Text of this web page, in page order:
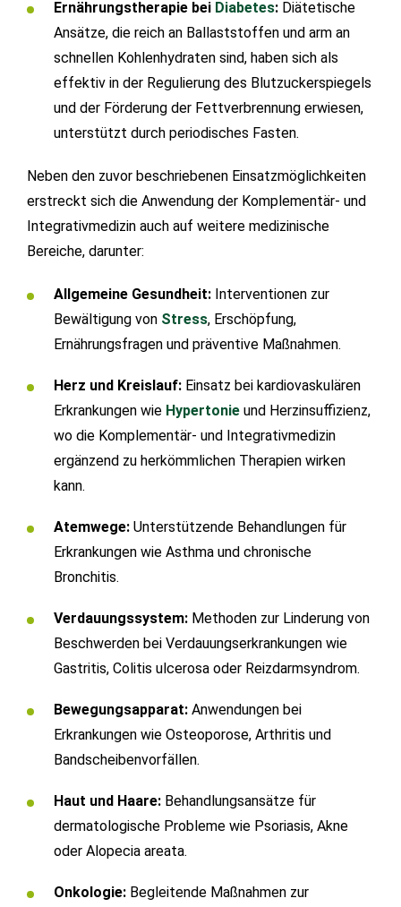
Ernährungstherapie bei Diabetes: Diätetische
Ansätze, die reich an Ballaststoffen und arm an
schnellen Kohlenhydraten sind, haben sich als
effektiv in der Regulierung des Blutzuckerspiegels
und der Förderung der Fettverbrennung erwiesen,
unterstützt durch periodisches Fasten.
Neben den zuvor beschriebenen Einsatzmöglichkeiten
erstreckt sich die Anwendung der Komplementär- und
Integrativmedizin auch auf weitere medizinische
Bereiche, darunter:
Allgemeine Gesundheit: Interventionen zur
Bewältigung von Stress, Erschöpfung,
Ernährungsfragen und präventive Maßnahmen.
Herz und Kreislauf: Einsatz bei kardiovaskulären
Erkrankungen wie Hypertonie und Herzinsuffizienz,
wo die Komplementär- und Integrativmedizin
ergänzend zu herkömmlichen Therapien wirken
kann.
Atemwege: Unterstützende Behandlungen für
Erkrankungen wie Asthma und chronische
Bronchitis.
Verdauungssystem: Methoden zur Linderung von
Beschwerden bei Verdauungserkrankungen wie
Gastritis, Colitis ulcerosa oder Reizdarmsyndrom.
Bewegungsapparat: Anwendungen bei
Erkrankungen wie Osteoporose, Arthritis und
Bandscheibenvorfällen.
Haut und Haare: Behandlungsansätze für
dermatologische Probleme wie Psoriasis, Akne
oder Alopecia areata.
Onkologie: Begleitende Maßnahmen zur